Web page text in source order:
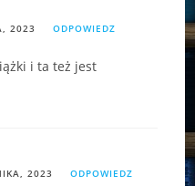
2023 ODPOWIEDZ
i ta też jest
2023 ODPOWIEDZ